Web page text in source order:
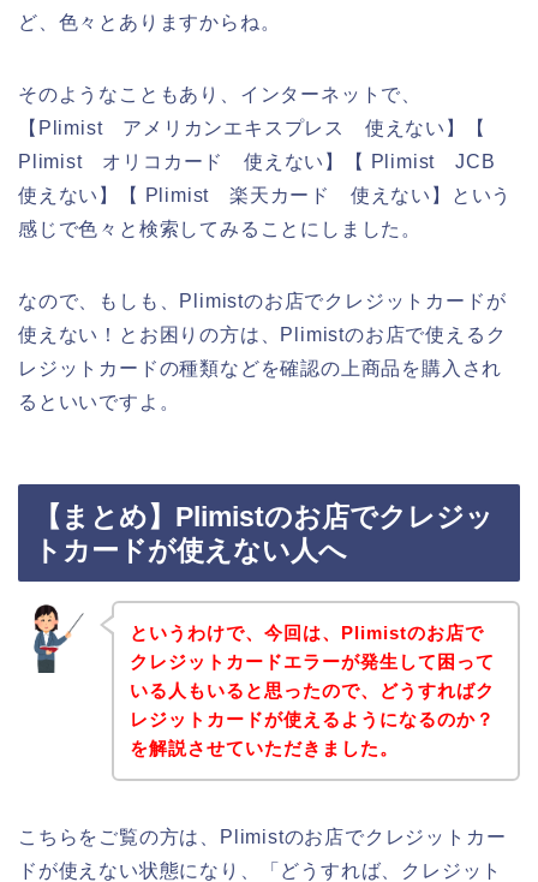
ど、色々とありますからね。
そのようなこともあり、インターネットで、
【Plimist アメリカンエキスプレス 使えない】【
Plimist オリコカード 使えない】【 Plimist JCB
使えない】【 Plimist 楽天カード 使えない】という
感じで色々と検索してみることにしました。
なので、もしも、Plimistのお店でクレジットカードが
使えない！とお困りの方は、Plimistのお店で使えるク
レジットカードの種類などを確認の上商品を購入され
るといいですよ。
【まとめ】Plimistのお店でクレジッ
トカードが使えない人へ
というわけで、今回は、Plimistのお店で
クレジットカードエラーが発生して困って
いる人もいると思ったので、どうすればク
レジットカードが使えるようになるのか？
を解説させていただきました。
こちらをご覧の方は、Plimistのお店でクレジットカー
ドが使えない状態になり、「どうすれば、クレジット